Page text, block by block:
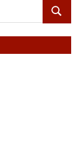
ПОИСК